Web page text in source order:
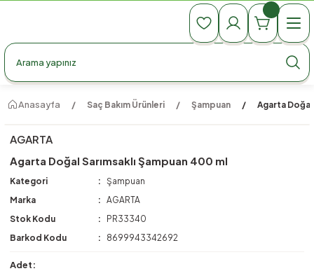
990 TL Üzeri Ücretsiz Kargo
990 TL Üzeri Ücretsiz Kargo
Anasayfa Saç Bakım Ürünleri Şampuan Agarta Doğal
AGARTA
Agarta Doğal Sarımsaklı Şampuan 400 ml
Kategori
Şampuan
Marka
AGARTA
Stok Kodu
PR33340
Barkod Kodu
8699943342692
Adet: